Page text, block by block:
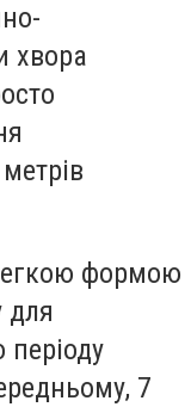
хвора
формою
для
7